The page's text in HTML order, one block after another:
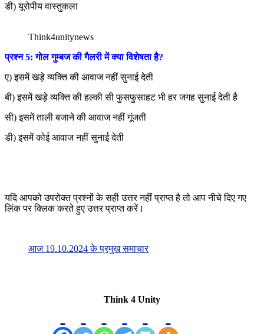
डी) यूरोपीय वास्तुकला
Think4unitynews
प्रश्न 5: गोल गुम्बज की गैलरी में क्या विशेषता है?
ए) इसमें खड़े व्यक्ति की आवाज नहीं सुनाई देती
बी) इसमें खड़े व्यक्ति की हल्की सी फुसफुसाहट भी हर जगह सुनाई देती है
सी) इसमें ताली बजाने की आवाज नहीं गूंजती
डी) इसमें कोई आवाज नहीं सुनाई देती
यदि आपको उपरोक्त प्रश्नों के सही उत्तर नहीं प्राप्त है तो आप नीचे दिए गए
लिंक पर क्लिक करते हुए उत्तर प्राप्त करें।
आज 19.10.2024 के प्रमुख समाचार
Think 4 Unity